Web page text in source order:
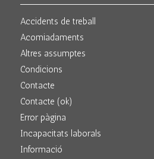
Accidents de treball
Acomiadaments
Altres assumptes
Condicions
Contacte
Contacte (ok)
Error pàgina
Incapacitats laborals
Informació